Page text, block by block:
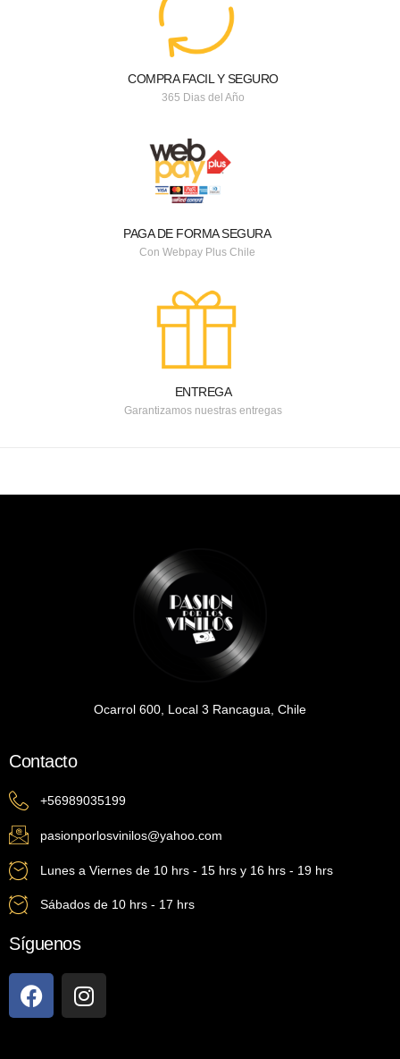
COMPRA FACIL Y SEGURO
365 Dias del Año
PAGA DE FORMA SEGURA
Con Webpay Plus Chile
ENTREGA
Garantizamos nuestras entregas
Ocarrol 600, Local 3 Rancagua, Chile
Contacto
+56989035199
pasionporlosvinilos@yahoo.com
Lunes a Viernes de 10 hrs - 15 hrs y 16 hrs - 19 hrs
Sábados de 10 hrs - 17 hrs
Síguenos